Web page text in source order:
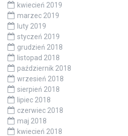
kwiecień 2019
marzec 2019
luty 2019
styczeń 2019
grudzień 2018
listopad 2018
październik 2018
wrzesień 2018
sierpień 2018
lipiec 2018
czerwiec 2018
maj 2018
kwiecień 2018